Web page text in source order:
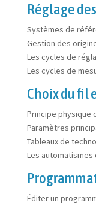
Réglage
Systèmes de
Gestion des
Les cycles de
Les cycles de
Choix du fil
Principe physique
Paramètres
Tableaux de
Les
Éditer un